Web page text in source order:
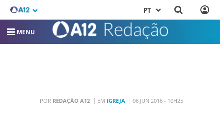
PT
MENU
POR REDAÇÃO A12 EM IGREJA 06 JUN 2016 - 10H25